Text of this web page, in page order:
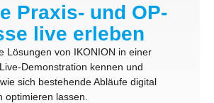
Praxis- und OP-
live erleben
Lösungen von IKONION in einer
Demonstration kennen und
sich bestehende Abläufe digital
optimieren lassen.